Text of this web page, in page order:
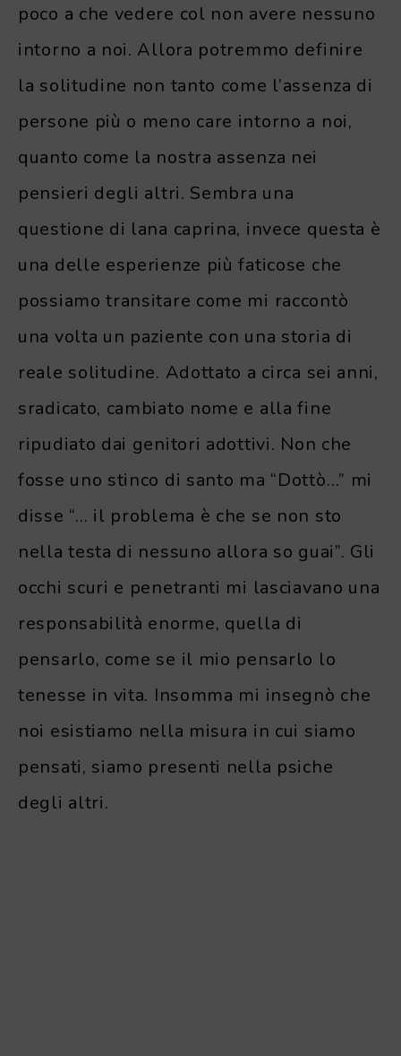
poco a che vedere col non avere nessuno
intorno a noi. Allora potremmo definire
la solitudine non tanto come l’assenza di
persone più o meno care intorno a noi,
quanto come la nostra assenza nei
pensieri degli altri. Sembra una
questione di lana caprina, invece questa è
una delle esperienze più faticose che
possiamo transitare come mi raccontò
una volta un paziente con una storia di
reale solitudine. Adottato a circa sei anni,
sradicato, cambiato nome e alla fine
ripudiato dai genitori adottivi. Non che
fosse uno stinco di santo ma “Dottò…” mi
disse “… il problema è che se non sto
nella testa di nessuno allora so guai”. Gli
occhi scuri e penetranti mi lasciavano una
responsabilità enorme, quella di
pensarlo, come se il mio pensarlo lo
tenesse in vita. Insomma mi insegnò che
noi esistiamo nella misura in cui siamo
pensati, siamo presenti nella psiche
degli altri.